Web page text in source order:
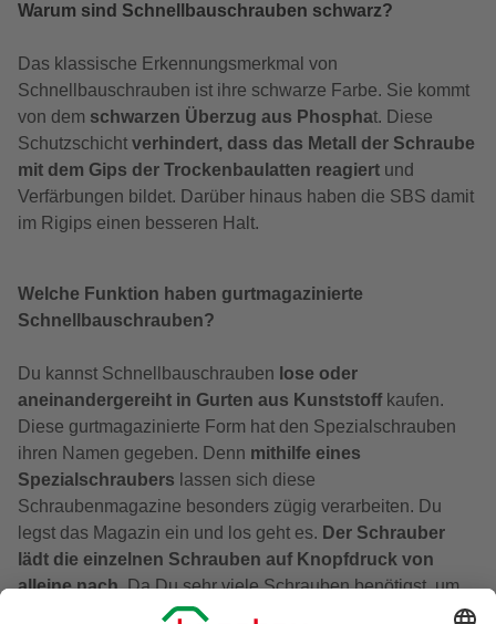
Warum sind Schnellbauschrauben schwarz?
Das klassische Erkennungsmerkmal von
Schnellbauschrauben ist ihre schwarze Farbe. Sie kommt
von dem schwarzen Überzug aus Phosphat. Diese
Schutzschicht verhindert, dass das Metall der Schraube
mit dem Gips der Trockenbaulatten reagiert und
Verfärbungen bildet. Darüber hinaus haben die SBS damit
im Rigips einen besseren Halt.
Welche Funktion haben gurtmagazinierte
Schnellbauschrauben?
Du kannst Schnellbauschrauben lose oder
aneinandergereiht in Gurten aus Kunststoffkaufen.
Diese gurtmagazinierte Form hat den Spezialschrauben
ihren Namen gegeben. Denn mithilfe eines
Spezialschraubers lassen sich diese
Schraubenmagazine besonders zügig verarbeiten. Du
legst das Magazin ein und los geht es. Der Schrauber
lädt die einzelnen Schrauben auf Knopfdruck von
alleine nach.Da Du sehr vieleSchraubenbenötigst, um
große Gipskartonplatten zu befestigen, erleichtern Dir